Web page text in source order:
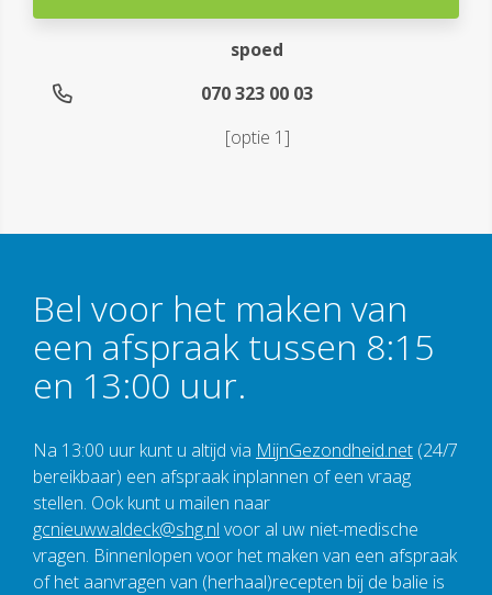
spoed
070 323 00 03
[optie 1]
Bel voor het maken van
een afspraak tussen 8:15
en 13:00 uur.
Na 13:00 uur kunt u altijd via MijnGezondheid.net (24/7
bereikbaar) een afspraak inplannen of een vraag
stellen. Ook kunt u mailen naar
gcnieuwwaldeck@shg.nl voor al uw niet-medische
vragen. Binnenlopen voor het maken van een afspraak
of het aanvragen van (herhaal)recepten bij de balie is